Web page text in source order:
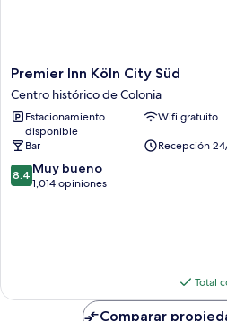
Premier
Inn
Köln
City
Süd
Centro
histórico
de
Premier Inn Köln City Süd
Centro histórico de Colonia
Estacionamiento
disponible
Wifi gratuito
Bar
Recepción
8.4
de
8.4 Muy bueno
1,014 opiniones
Total
Comparar